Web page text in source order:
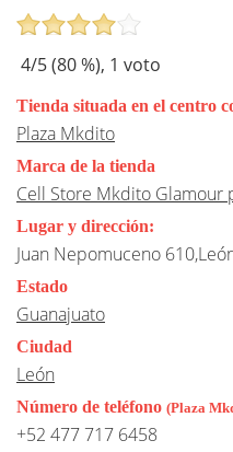
4/5 (80%), 1 voto
Tienda situada en el centro
Plaza Mkdito
Marca de la tienda
Cell Store Mkdito Glamour
Lugar y dirección:
Juan Nepomuceno
Estado
Guanajuato
Ciudad
León
Número de teléfono (Plaza
+52 477 717 6458